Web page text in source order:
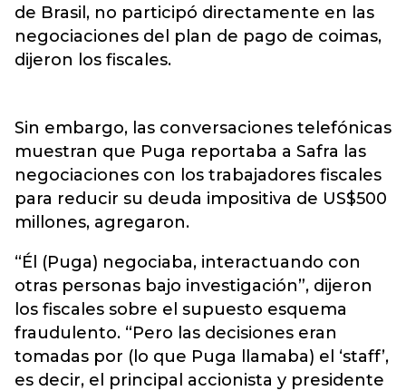
de Brasil, no participó directamente en las
negociaciones del plan de pago de coimas,
dijeron los fiscales.
Sin embargo, las conversaciones telefónicas
muestran que Puga reportaba a Safra las
negociaciones con los trabajadores fiscales
para reducir su deuda impositiva de US$500
millones, agregaron.
“Él (Puga) negociaba, interactuando con
otras personas bajo investigación”, dijeron
los fiscales sobre el supuesto esquema
fraudulento. “Pero las decisiones eran
tomadas por (lo que Puga llamaba) el ‘staff’,
es decir, el principal accionista y presidente